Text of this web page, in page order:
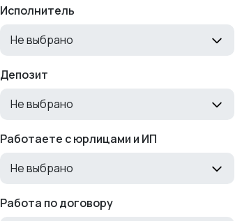
Исполнитель
Не выбрано
Депозит
Не выбрано
Работаете с юрлицами и ИП
Не выбрано
Работа по договору